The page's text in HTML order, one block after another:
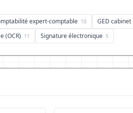
expert-comptable 10 GED cabinet
(OCR) 11 Signature électronique 5